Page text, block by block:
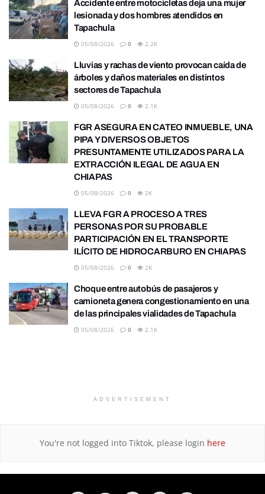
Accidente entre motocicletas deja una mujer
lesionada y dos hombres atendidos en
Tapachula
05/08/2026 0 2.2K
Lluvias y rachas de viento provocan caída de
árboles y daños materiales en distintos
sectores de Tapachula
05/08/2026 0 2.1K
FGR ASEGURA EN CATEO INMUEBLE, UNA
PIPA Y DIVERSOS OBJETOS
PRESUNTAMENTE UTILIZADOS PARA LA
EXTRACCIÓN ILEGAL DE AGUA EN
CHIAPAS
05/08/2026 0 2K
LLEVA FGR A PROCESO A TRES
PERSONAS POR SU PROBABLE
PARTICIPACIÓN EN EL TRANSPORTE
ILÍCITO DE HIDROCARBURO EN CHIAPAS
05/08/2026 0 2K
Choque entre autobús de pasajeros y
camioneta genera congestionamiento en una
de las principales vialidades de Tapachula
05/08/2026 0 2.1K
ADVERTISEMENT
You're not logged into Tiktok, please login here